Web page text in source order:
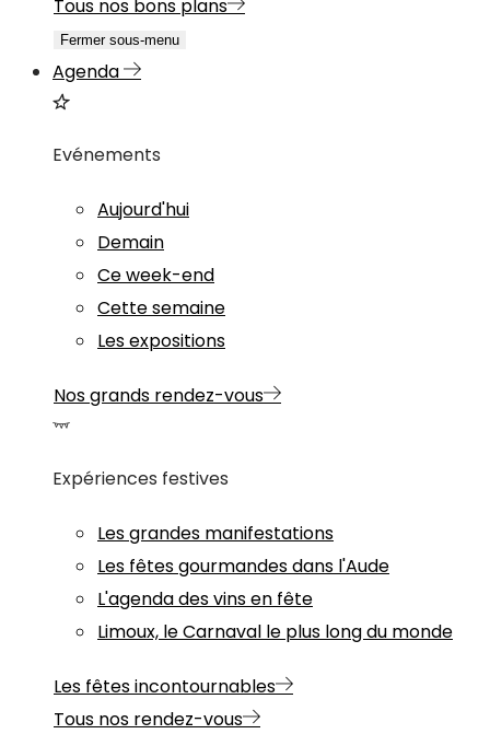
Tous nos bons plans
Fermer sous-menu
Agenda
Evénements
Aujourd'hui
Demain
Ce week-end
Cette semaine
Les expositions
Nos grands rendez-vous
Expériences festives
Les grandes manifestations
Les fêtes gourmandes dans l'Aude
L'agenda des vins en fête
Limoux, le Carnaval le plus long du monde
Les fêtes incontournables
Tous nos rendez-vous